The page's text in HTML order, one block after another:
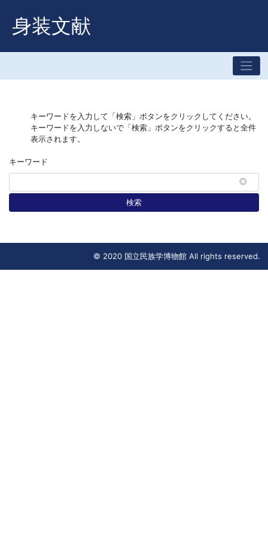
身装文献
キーワードを入力して「検索」ボタンをクリックしてください。
キーワードを入力しないで「検索」ボタンをクリックすると全件
表示されます。
キーワード
検索
© 2020 国立民族学博物館 All rights reserved.